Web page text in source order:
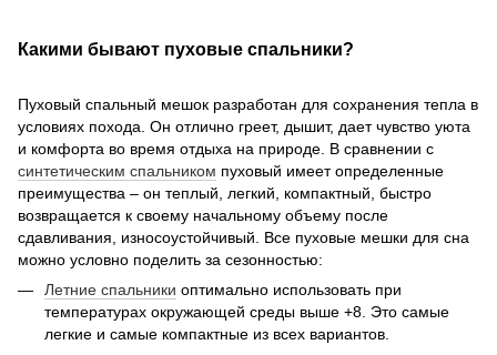
Какими бывают пуховые спальники?
Пуховый спальный мешок разработан для сохранения тепла в
условиях похода. Он отлично греет, дышит, дает чувство уюта
и комфорта во время отдыха на природе. В сравнении с
синтетическим спальником пуховый имеет определенные
преимущества – он теплый, легкий, компактный, быстро
возвращается к своему начальному объему после
сдавливания, износоустойчивый. Все пуховые мешки для сна
можно условно поделить за сезонностью:
Летние спальники оптимально использовать при
температурах окружающей среды выше +8. Это самые
легкие и самые компактные из всех вариантов.